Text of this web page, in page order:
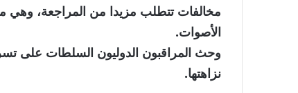
مخالفات تتطلب مزيدا من المراجعة، وهي
الأصوات.
وحث المراقبون الدوليون السلطات على
نزاهتها.